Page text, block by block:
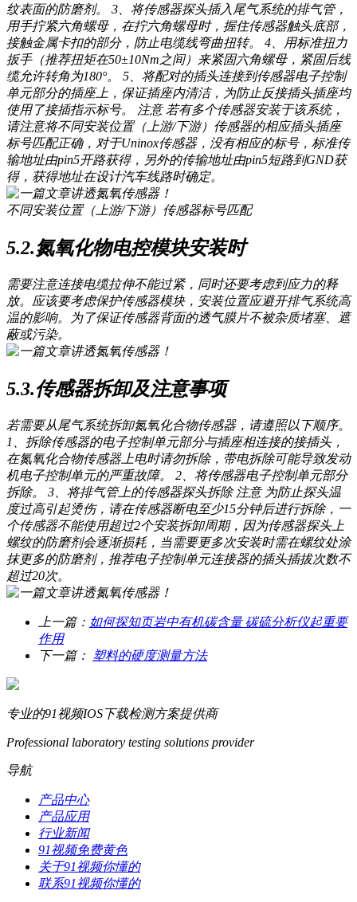
纹表面的防磨剂。 3、将传感器探头插入尾气系统的排气管，
用手拧紧六角螺母，在拧六角螺母时，握住传感器触头底部，
接触金属卡扣的部分，防止电缆线弯曲扭转。 4、用标准扭力
扳手（推荐扭矩在50±10Nm之间）来紧固六角螺母，紧固后线
缆允许转角为180°。 5、将配对的插头连接到传感器电子控制
单元部分的插座上，保证插座内清洁，为防止反接插头插座均
使用了接插指示标号。 注意 若有多个传感器安装于该系统，
请注意将不同安装位置（上游/下游）传感器的相应插头插座
标号匹配正确，对于Uninox传感器，没有相应的标号，标准传
输地址由pin5开路获得，另外的传输地址由pin5短路到GND获
得，获得地址在设计汽车线路时确定。
不同安装位置（上游/下游）传感器标号匹配
5.2.氮氧化物电控模块安装时
需要注意连接电缆拉伸不能过紧，同时还要考虑到应力的释
放。应该要考虑保护传感器模块，安装位置应避开排气系统高
温的影响。为了保证传感器背面的透气膜片不被杂质堵塞、遮
蔽或污染。
5.3.传感器拆卸及注意事项
若需要从尾气系统拆卸氮氧化合物传感器，请遵照以下顺序。
1、拆除传感器的电子控制单元部分与插座相连接的接插头，
在氮氧化合物传感器上电时请勿拆除，带电拆除可能导致发动
机电子控制单元的严重故障。 2、将传感器电子控制单元部分
拆除。 3、将排气管上的传感器探头拆除 注意 为防止探头温
度过高引起烫伤，请在传感器断电至少15分钟后进行拆除，一
个传感器不能使用超过2个安装拆卸周期，因为传感器探头上
螺纹的防磨剂会逐渐损耗，当需要更多次安装时需在螺纹处涂
抹更多的防磨剂，推荐电子控制单元连接器的插头插拔次数不
超过20次。
上一篇： 如何探知页岩中有机碳含量 碳硫分析仪起重要
作用
下一篇： 塑料的硬度测量方法
专业的91视频IOS下载检测方案提供商
Professional laboratory testing solutions provider
导航
产品中心
产品应用
行业新闻
91视频免费黄色
关于91视频你懂的
联系91视频你懂的